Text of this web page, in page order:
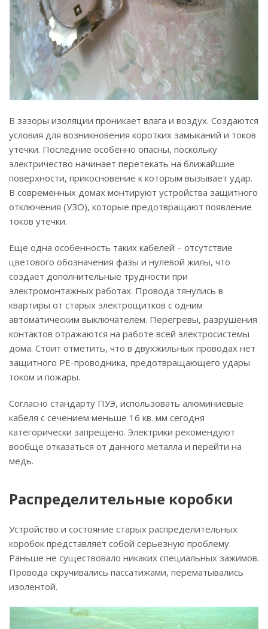
В зазоры изоляции проникает влага и воздух. Создаются
условия для возникновения коротких замыканий и токов
утечки. Последние особенно опасны, поскольку
электричество начинает перетекать на ближайшие
поверхности, прикосновение к которым вызывает удар.
В современных домах монтируют устройства защитного
отключения (УЗО), которые предотвращают появление
токов утечки.
Еще одна особенность таких кабелей – отсутствие
цветового обозначения фазы и нулевой жилы, что
создает дополнительные трудности при
электромонтажных работах. Провода тянулись в
квартиры от старых электрощитков с одним
автоматическим выключателем. Перегревы, разрушения
контактов отражаются на работе всей электросистемы
дома. Стоит отметить, что в двухжильных проводах нет
защитного РЕ-проводника, предотвращающего удары
током и пожары.
Согласно стандарту ПУЭ, использовать алюминиевые
кабеля с сечением меньше 16 кв. мм сегодня
категорически запрещено. Электрики рекомендуют
вообще отказаться от данного металла и перейти на
медь.
Распределительные коробки
Устройство и состояние старых распределительных
коробок представляет собой серьезную проблему.
Раньше не существовало никаких специальных зажимов.
Провода скручивались пассатижами, перематывались
изолентой.